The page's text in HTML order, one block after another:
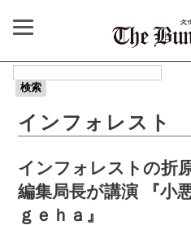
インフォレスト
インフォレストの折
編集局長が講演 『小
ｇｅｈａ』